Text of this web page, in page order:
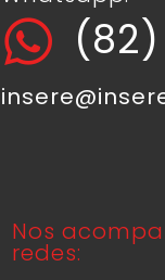
(82)
Nos
redes: